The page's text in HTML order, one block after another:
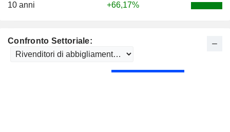
10 anni
+66,17%
Confronto Settoriale: